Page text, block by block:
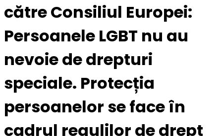
către Consiliul Europei:
Persoanele LGBT nu au
nevoie de drepturi
speciale. Protecția
persoanelor se face în
cadrul regulilor de drept